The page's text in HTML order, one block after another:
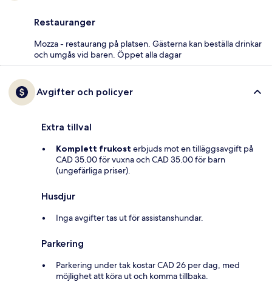
Restauranger
Mozza - restaurang på platsen. Gästerna kan beställa drinkar
och umgås vid baren. Öppet alla dagar
Avgifter och policyer
Extra tillval
Komplett frukost erbjuds mot en tilläggsavgift på
CAD 35.00 för vuxna och CAD 35.00 för barn
(ungefärliga priser).
Husdjur
Inga avgifter tas ut för assistanshundar.
Parkering
Parkering under tak kostar CAD 26 per dag, med
möjlighet att köra ut och komma tillbaka.